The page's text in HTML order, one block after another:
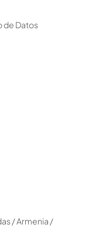
de Datos
/ Armenia /